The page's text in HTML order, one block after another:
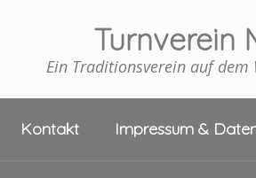
Turnverein
Ein Traditionsverein auf dem
Kontakt Impressum &